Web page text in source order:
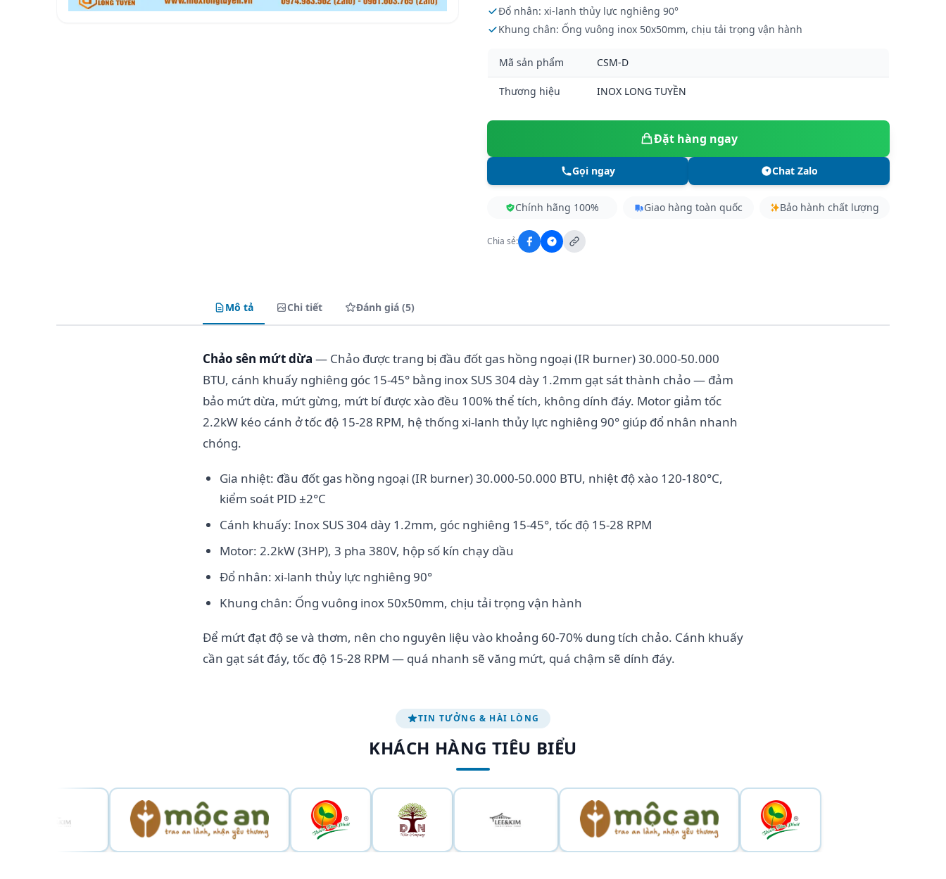
Đổ nhân: xi-lanh thủy lực nghiêng 90°
Khung chân: Ống vuông inox 50x50mm, chịu tải trọng vận hành
Mã sản phẩm CSM-D
Thương hiệu INOX LONG TUYỀN
Đặt hàng ngay
Gọi ngay Chat Zalo
Chính hãng 100% Giao hàng toàn quốc Bảo hành chất lượng
Chia sẻ:
Mô tả Chi tiết Đánh giá (5)
Chảo sên mứt dừa — Chảo được trang bị đầu đốt gas hồng ngoại (IR burner) 30.000-50.000
BTU, cánh khuấy nghiêng góc 15-45° bằng inox SUS 304 dày 1.2mm gạt sát thành chảo — đảm
bảo mứt dừa, mứt gừng, mứt bí được xào đều 100% thể tích, không dính đáy. Motor giảm tốc
2.2kW kéo cánh ở tốc độ 15-28 RPM, hệ thống xi-lanh thủy lực nghiêng 90° giúp đổ nhân nhanh
chóng.
Gia nhiệt: đầu đốt gas hồng ngoại (IR burner) 30.000-50.000 BTU, nhiệt độ xào 120-180°C,
kiểm soát PID ±2°C
Cánh khuấy: Inox SUS 304 dày 1.2mm, góc nghiêng 15-45°, tốc độ 15-28 RPM
Motor: 2.2kW (3HP), 3 pha 380V, hộp số kín chạy dầu
Đổ nhân: xi-lanh thủy lực nghiêng 90°
Khung chân: Ống vuông inox 50x50mm, chịu tải trọng vận hành
Để mứt đạt độ se và thơm, nên cho nguyên liệu vào khoảng 60-70% dung tích chảo. Cánh khuấy
cần gạt sát đáy, tốc độ 15-28 RPM — quá nhanh sẽ văng mứt, quá chậm sẽ dính đáy.
TIN TƯỞNG & HÀI LÒNG
KHÁCH HÀNG TIÊU BIỂU